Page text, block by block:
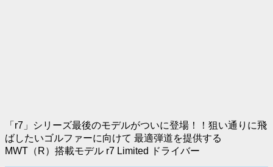
「r7」シリーズ最後のモデルがついに登場！！狙い通りに飛
ばしたいゴルファーに向けて 最適弾道を提供する
MWT（R）搭載モデル r7 Limited ドライバー